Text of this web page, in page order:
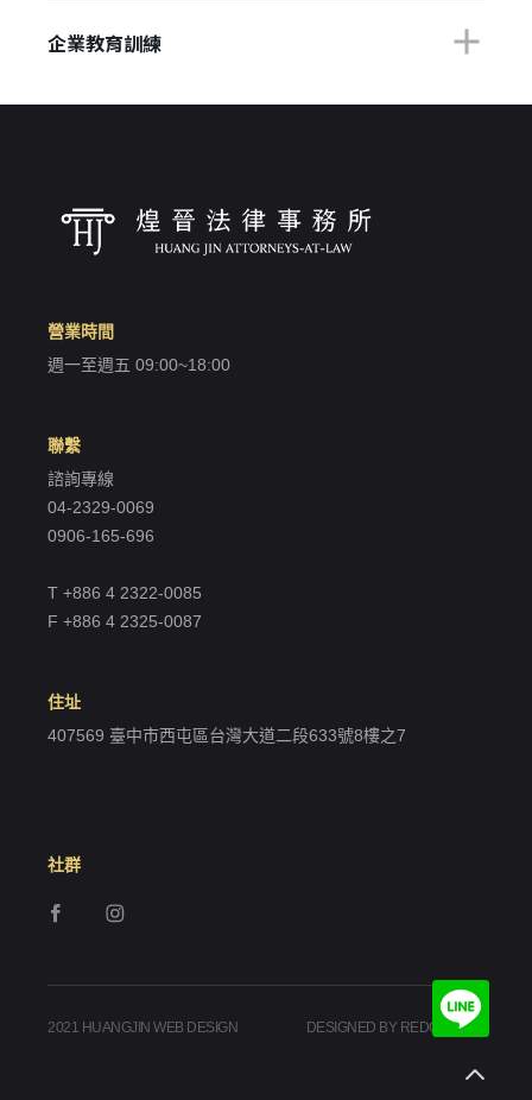
我 要 註 冊
企業教育訓練
營業時間
週一至週五 09:00~18:00
聯繫
諮詢專線
04-2329-0069
0906-165-696
T +886 4 2322-0085
F +886 4 2325-0087
住址
407569 臺中市西屯區台灣大道二段633號8樓之7
社群
2021 HUANGJIN WEB DESIGN DESIGNED BY REDGEEGEE